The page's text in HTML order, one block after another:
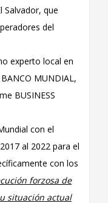
Salvador, que
del
experto local en
MUNDIAL,
BUSINESS
con el
al 2022 para el
con los
forzosa de
situación actual